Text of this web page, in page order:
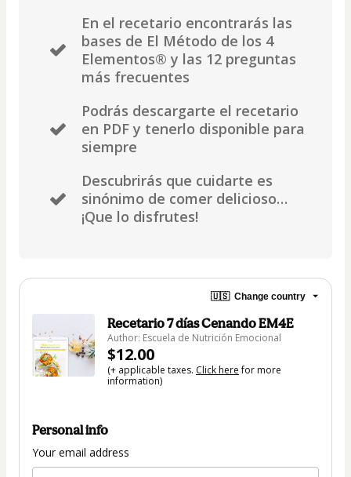
En el recetario encontrarás las
bases de El Método de los 4
Elementos®️ y las 12 preguntas
más frecuentes
Podrás descargarte el recetario
en PDF y tenerlo disponible para
siempre
Descubrirás que cuidarte es
sinónimo de comer delicioso…
¡Que lo disfrutes!
🇺🇸 Change country
Recetario 7 días Cenando EM4E
Author: Escuela de Nutrición Emocional
$12.00
(+ applicable taxes. Click herefor more
information)
Personal info
Your email address